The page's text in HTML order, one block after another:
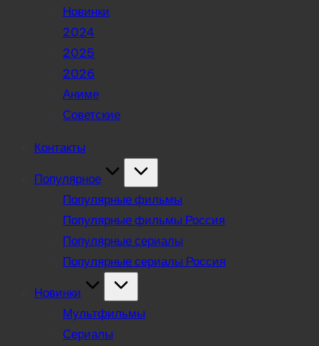
Новинки
2024
2025
2026
Аниме
Советские
Контакты
Популярное
Популярные фильмы
Популярные фильмы Россия
Популярные сериалы
Популярные сериалы Россия
Новинки
Мультфильмы
Сериалы